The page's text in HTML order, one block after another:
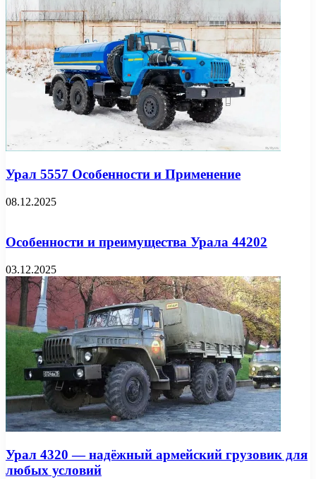
Урал 5557 Особенности и Применение
08.12.2025
Особенности и преимущества Урала 44202
03.12.2025
Урал 4320 — надёжный армейский грузовик для
любых условий